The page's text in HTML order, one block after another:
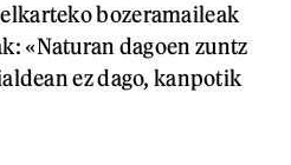
bozeramaileak
«Naturan dagoen zuntz
ez dago, kanpotik